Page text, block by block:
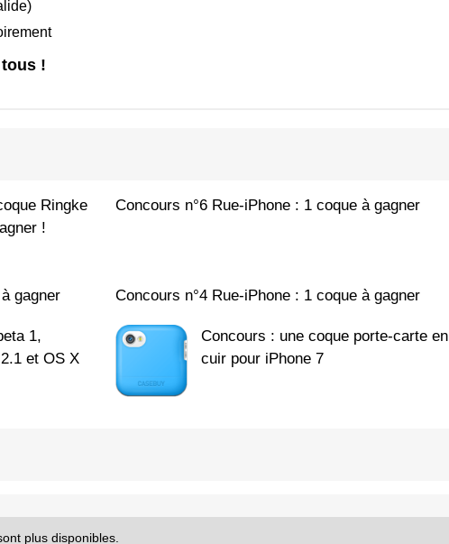
!
Ringke
!
Concours n°6 Rue-iPhone : 1 coque à gagner
gagner Concours n°4 Rue-iPhone : 1 coque à gagner
1,
et OS X
Concours : une coque porte-carte en
cuir pour iPhone 7
plus disponibles.